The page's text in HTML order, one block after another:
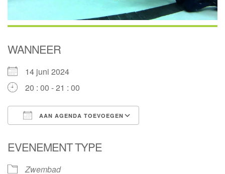
WANNEER
14 juni 2024
20 : 00 - 21 : 00
AAN AGENDA TOEVOEGEN
EVENEMENT TYPE
Zwembad